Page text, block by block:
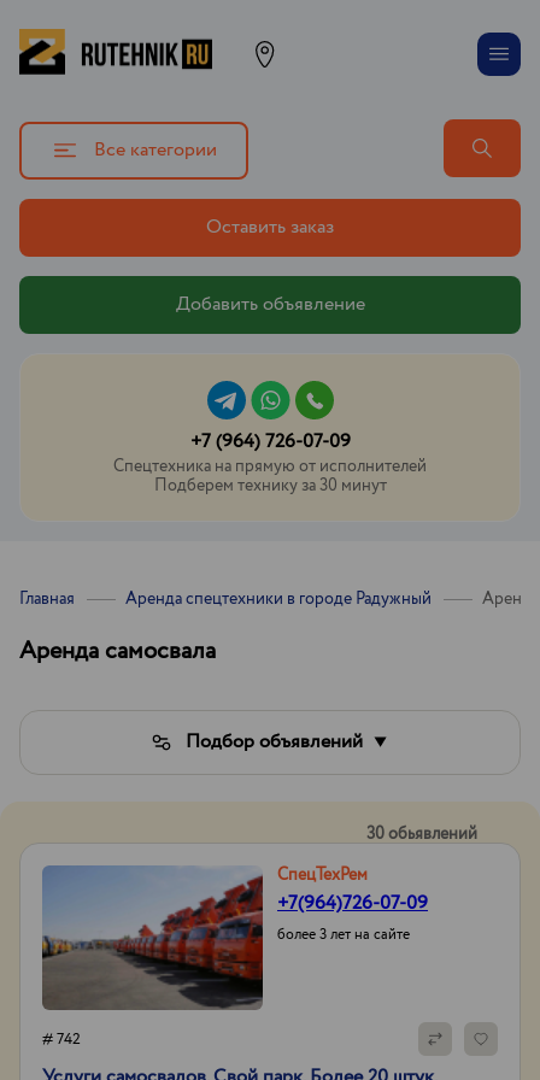
Все категории
Оставить заказ
Добавить объявление
+7 (964) 726-07-09
Спецтехника на прямую от исполнителей
Подберем технику за 30 минут
Главная Аренда спецтехники в городе Радужный Аренда
Аренда самосвала
Подбор объявлений
30 обьявлений
СпецТехРем
+7(964)726-07-09
более 3 лет на сайте
# 742